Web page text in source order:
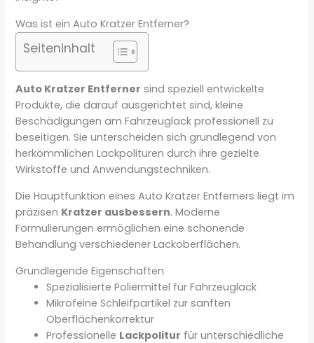
Was ist ein Auto Kratzer Entferner?
Seiteninhalt
Auto Kratzer Entferner sind speziell entwickelte
Produkte, die darauf ausgerichtet sind, kleine
Beschädigungen am Fahrzeuglack professionell zu
beseitigen. Sie unterscheiden sich grundlegend von
herkömmlichen Lackpolituren durch ihre gezielte
Wirkstoffe und Anwendungstechniken.
Die Hauptfunktion eines Auto Kratzer Entferners liegt im
präzisen Kratzer ausbessern. Moderne
Formulierungen ermöglichen eine schonende
Behandlung verschiedener Lackoberflächen.
Grundlegende Eigenschaften
Spezialisierte Poliermittel für Fahrzeuglack
Mikrofeine Schleifpartikel zur sanften
Oberflächenkorrektur
Professionelle Lackpolitur für unterschiedliche